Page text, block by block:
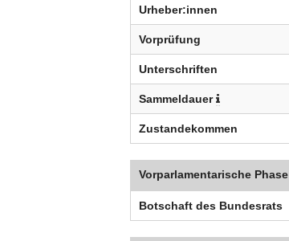
Urheber:innen
Vorprüfung
Unterschriften
Sammeldauer
Zustandekommen
Vorparlamentarische Phase
Botschaft des Bundesrats